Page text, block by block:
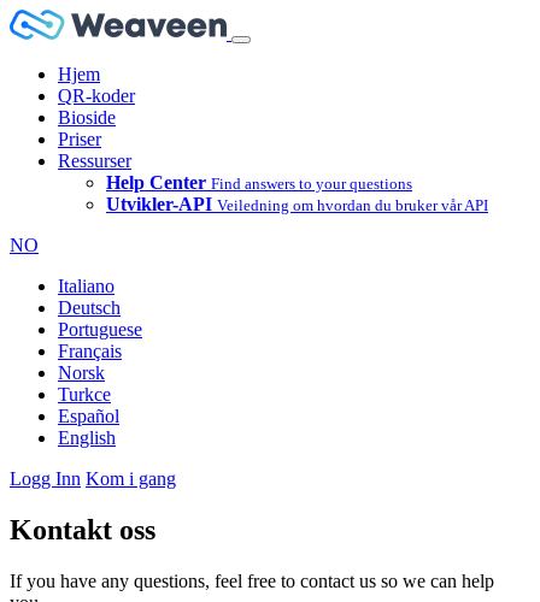
Hjem
QR-koder
Bioside
Priser
Ressurser
Help Center Find answers to your questions
Utvikler-API Veiledning om hvordan du bruker vår API
NO
Italiano
Deutsch
Portuguese
Français
Norsk
Turkce
Español
English
Logg Inn Kom i gang
Kontakt oss
If you have any questions, feel free to contact us so we can help